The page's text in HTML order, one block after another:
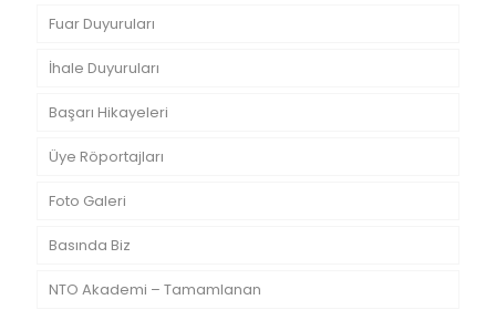
Fuar Duyuruları
İhale Duyuruları
Başarı Hikayeleri
Üye Röportajları
Foto Galeri
Basında Biz
NTO Akademi – Tamamlanan